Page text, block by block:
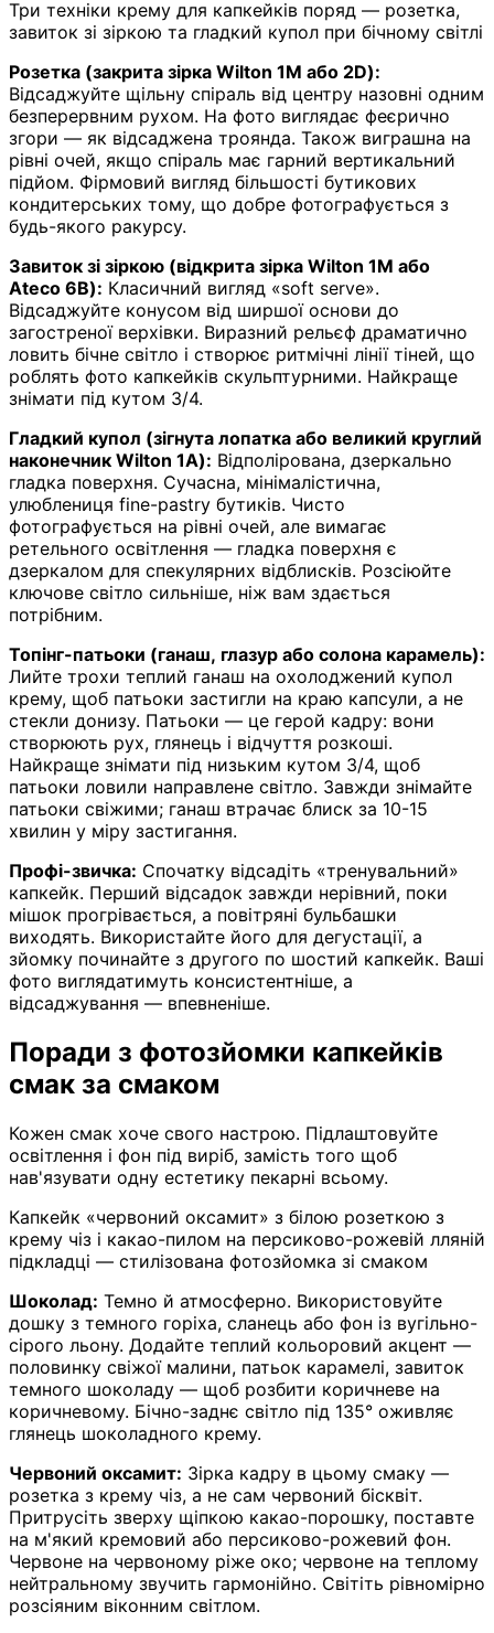
Три техніки крему для капкейків поряд — розетка,
завиток зі зіркою та гладкий купол при бічному світлі
Розетка (закрита зірка Wilton 1M або 2D):
Відсаджуйте щільну спіраль від центру назовні одним
безперервним рухом. На фото виглядає феєрично
згори — як відсаджена троянда. Також виграшна на
рівні очей, якщо спіраль має гарний вертикальний
підйом. Фірмовий вигляд більшості бутикових
кондитерських тому, що добре фотографується з
будь-якого ракурсу.
Завиток зі зіркою (відкрита зірка Wilton 1M або
Ateco 6B): Класичний вигляд «soft serve».
Відсаджуйте конусом від ширшої основи до
загостреної верхівки. Виразний рельєф драматично
ловить бічне світло і створює ритмічні лінії тіней, що
роблять фото капкейків скульптурними. Найкраще
знімати під кутом 3/4.
Гладкий купол (зігнута лопатка або великий круглий
наконечник Wilton 1A): Відполірована, дзеркально
гладка поверхня. Сучасна, мінімалістична,
улюблениця fine-pastry бутиків. Чисто
фотографується на рівні очей, але вимагає
ретельного освітлення — гладка поверхня є
дзеркалом для спекулярних відблисків. Розсіюйте
ключове світло сильніше, ніж вам здається
потрібним.
Топінг-патьоки (ганаш, глазур або солона карамель):
Лийте трохи теплий ганаш на охолоджений купол
крему, щоб патьоки застигли на краю капсули, а не
стекли донизу. Патьоки — це герой кадру: вони
створюють рух, глянець і відчуття розкоші.
Найкраще знімати під низьким кутом 3/4, щоб
патьоки ловили направлене світло. Завжди знімайте
патьоки свіжими; ганаш втрачає блиск за 10-15
хвилин у міру застигання.
Профі-звичка: Спочатку відсадіть «тренувальний»
капкейк. Перший відсадок завжди нерівний, поки
мішок прогрівається, а повітряні бульбашки
виходять. Використайте його для дегустації, а
зйомку починайте з другого по шостий капкейк. Ваші
фото виглядатимуть консистентніше, а
відсаджування — впевненіше.
Поради з фотозйомки капкейків
смак за смаком
Кожен смак хоче свого настрою. Підлаштовуйте
освітлення і фон під виріб, замість того щоб
нав'язувати одну естетику пекарні всьому.
Капкейк «червоний оксамит» з білою розеткою з
крему чіз і какао-пилом на персиково-рожевій лляній
підкладці — стилізована фотозйомка зі смаком
Шоколад: Темно й атмосферно. Використовуйте
дошку з темного горіха, сланець або фон із вугільно-
сірого льону. Додайте теплий кольоровий акцент —
половинку свіжої малини, патьок карамелі, завиток
темного шоколаду — щоб розбити коричневе на
коричневому. Бічно-заднє світло під 135° оживляє
глянець шоколадного крему.
Червоний оксамит: Зірка кадру в цьому смаку —
розетка з крему чіз, а не сам червоний бісквіт.
Притрусіть зверху щіпкою какао-порошку, поставте
на м'який кремовий або персиково-рожевий фон.
Червоне на червоному ріже око; червоне на теплому
нейтральному звучить гармонійно. Світіть рівномірно
розсіяним віконним світлом.